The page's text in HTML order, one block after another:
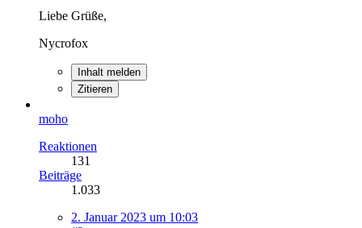
Liebe Grüße,
Nycrofox
Inhalt melden
Zitieren
moho
Reaktionen
131
Beiträge
1.033
2. Januar 2023 um 10:03